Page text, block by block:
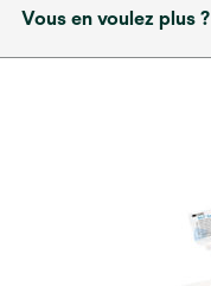
Vous en voulez plus ?